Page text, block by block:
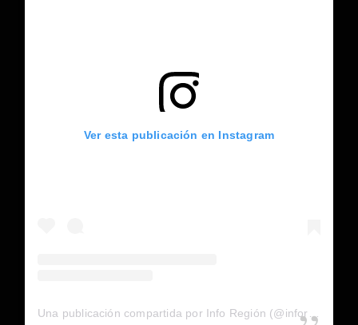
Ver esta publicación en Instagram